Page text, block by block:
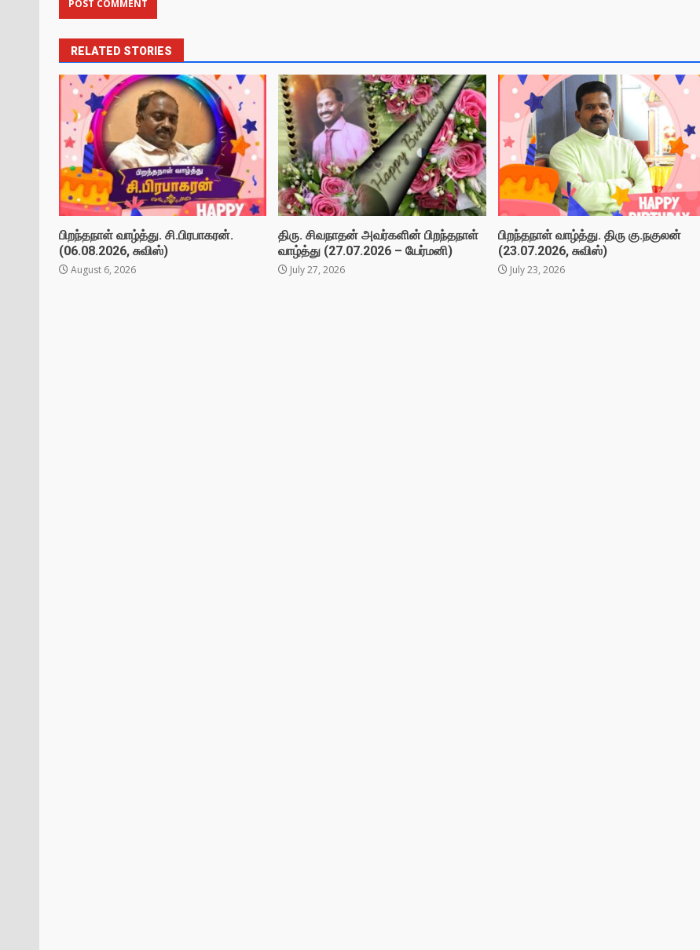
RELATED STORIES
பிறந்தநாள் வாழ்த்து. சி.பிரபாகரன்.
(06.08.2026, சுவிஸ்)
August 6, 2026
திரு. சிவநாதன் அவர்களின் பிறந்தநாள்
வாழ்த்து (27.07.2026 – யேர்மனி)
July 27, 2026
பிறந்தநாள் வாழ்த்து. திரு கு.நகுலன்
(23.07.2026, சுவிஸ்)
July 23, 2026